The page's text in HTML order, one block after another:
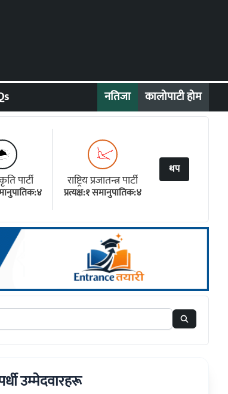
नतिजा कालोपाटी होम
पार्टी राष्ट्रिय प्रजातन्त्र पार्टी
प्रत्यक्ष:१ समानुपातिक:४
थप
उम्मेदवारहरू